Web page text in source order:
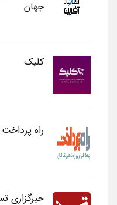
جهان
کلیک
راه پرداخت
خبرگزاری